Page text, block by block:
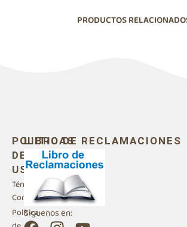
PRODUCTOS
POLITICAS
DE
USO
Términos y
Condiciones
Política
LIBRO DE RECLAMACIONES
Siguenos en: